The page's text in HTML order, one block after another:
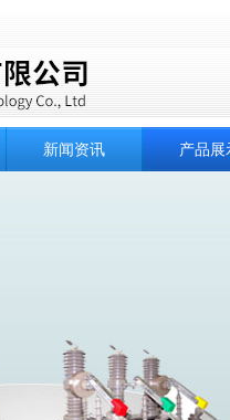
新闻资讯 产品展